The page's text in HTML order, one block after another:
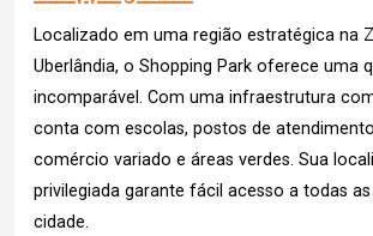
Localizado em uma região estratégica na
Uberlândia, o Shopping Park oferece uma
incomparável. Com uma infraestrutura
conta com escolas, postos de
comércio variado e áreas verdes. Sua
privilegiada garante fácil acesso a todas
cidade.